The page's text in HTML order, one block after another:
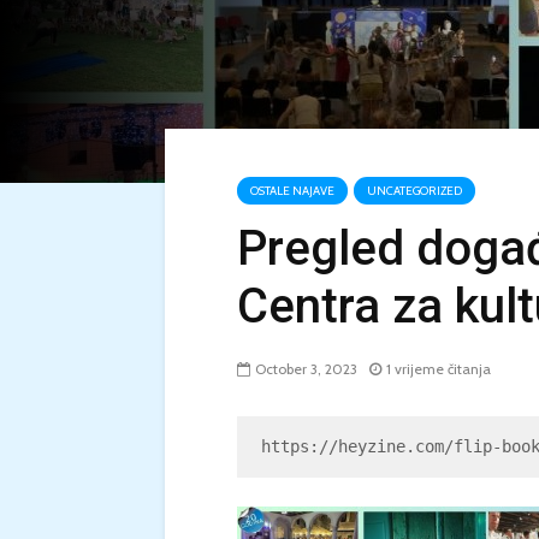
OSTALE NAJAVE UNCATEGORIZED
Pregled
Centra za
October 3, 2023 1 vrijeme čitanja
https://heyzine.com/flip-